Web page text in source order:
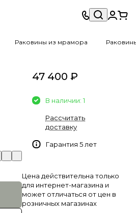
Раковины из мрамора
47 400 ₽
В наличии: 1
Рассчитать
доставку
Гарантия 5 лет
Цена действительна только
для интернет-магазина и
может отличаться от цен в
розничных магазинах